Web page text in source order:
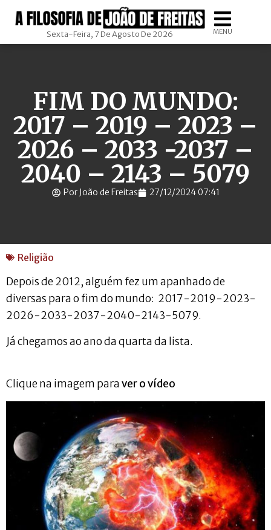
Sexta-Feira, 7 De Agosto De 2026 MENU
FIM DO MUNDO:
2017 – 2019 – 2023 –
2026 – 2033 -2037 –
2040 – 2143 – 5079
Por João de Freitas 27/12/2024 07:41
Religião
Depois de 2012, alguém fez um apanhado de
diversas para o fim do mundo: 2017-2019-2023-
2026-2033-2037-2040-2143-5079.
Já chegamos ao ano da quarta da lista.
Clique na imagem paraver o vídeo